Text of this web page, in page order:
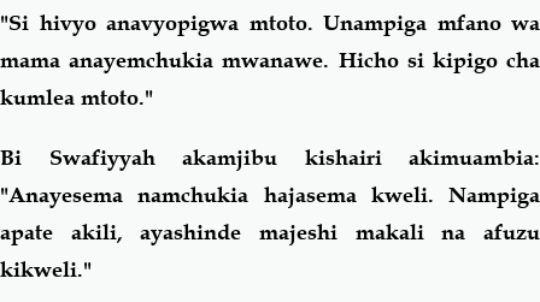
"Si hivyo anavyopigwa mtoto. Unampiga mfano wa
mama anayemchukia mwanawe. Hicho si kipigo cha
kumlea mtoto."
Bi Swafiyyah akamjibu kishairi akimuambia:
"Anayesema namchukia hajasema kweli. Nampiga
apate akili, ayashinde majeshi makali na afuzu
kikweli."